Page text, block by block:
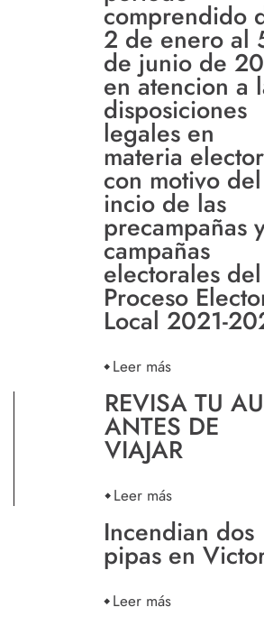
comprendido
2 de enero al
de junio de
en atencion a
disposiciones
legales en
materia
con motivo del
incio de las
precampañas
campañas
electorales del
Proceso
Local 2021-
Leer más
REVISA TU
ANTES DE
VIAJAR
Leer más
Incendian dos
pipas en
Leer más